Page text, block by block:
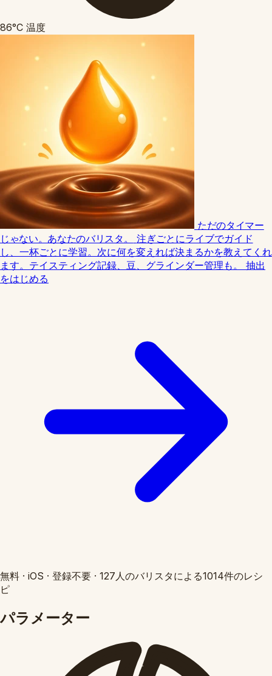
86°C 温度
ただのタイマー
じゃない。あなたのバリスタ。
注ぎごとにライブでガイド
し、一杯ごとに学習。次に何を変えれば決まるかを教えてくれ
ます。テイスティング記録、豆、グラインダー管理も。
抽出
をはじめる
無料 · iOS · 登録不要 · 127人のバリスタによる1014件のレシ
ピ
パラメーター